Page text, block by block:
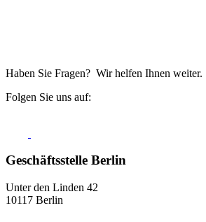
Haben Sie Fragen? Wir helfen Ihnen weiter.
Folgen Sie uns auf:
Geschäftsstelle Berlin
Unter den Linden 42
10117 Berlin